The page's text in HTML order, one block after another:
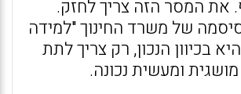
את המסר הזה צריך לחזק.
של משרד החינוך "למידה
בכיוון הנכון, רק צריך לתת
ומעשית נכונה.